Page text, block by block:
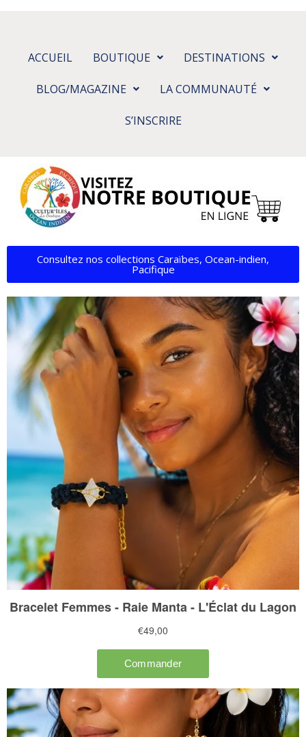
ACCUEIL BOUTIQUE DESTINATIONS
BLOG/MAGAZINE LA COMMUNAUTÉ
S’INSCRIRE
Consultez nos collections Caraïbes, Ocean-indien,
Pacifique